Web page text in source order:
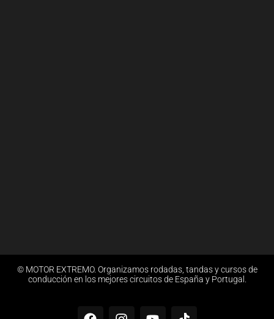
© MOTOR EXTREMO. Organizamos rodadas, tandas y cursos de
conducción en los mejores circuitos de España y Portugal.